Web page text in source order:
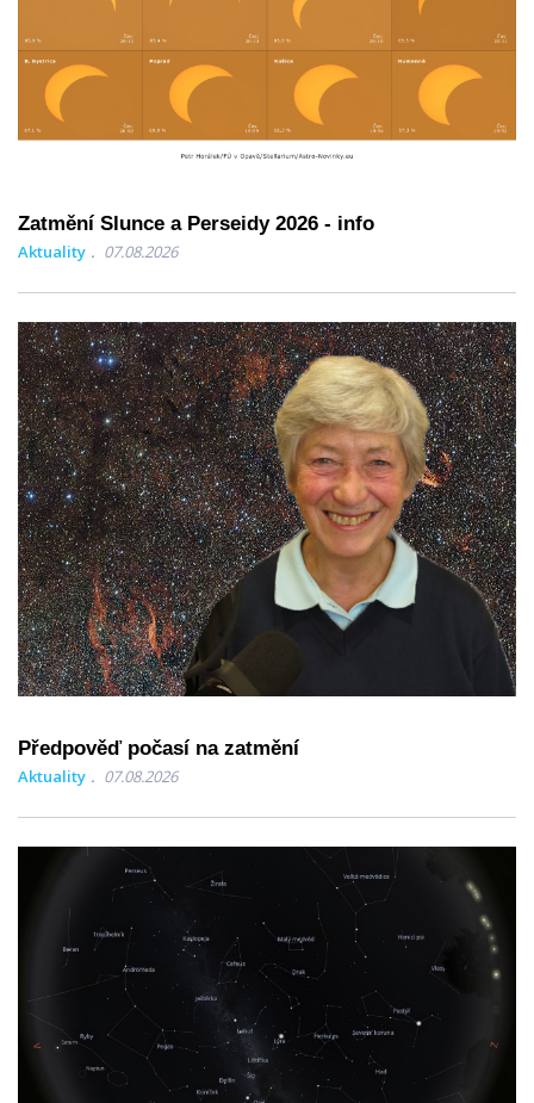
Zatmění Slunce a Perseidy 2026 - info
Aktuality 07.08.2026
Předpověď počasí na zatmění
Aktuality 07.08.2026